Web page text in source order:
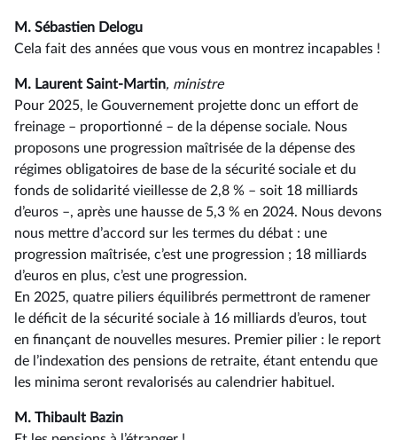
M. Sébastien Delogu
Cela fait des années que vous vous en montrez incapables !
M. Laurent Saint-Martin, ministre
Pour 2025, le Gouvernement projette donc un effort de
freinage –⁠ proportionné – de la dépense sociale. Nous
proposons une progression maîtrisée de la dépense des
régimes obligatoires de base de la sécurité sociale et du
fonds de solidarité vieillesse de 2,8 % –⁠ soit 18 milliards
d’euros –, après une hausse de 5,3 % en 2024. Nous devons
nous mettre d’accord sur les termes du débat : une
progression maîtrisée, c’est une progression ; 18 milliards
d’euros en plus, c’est une progression.
En 2025, quatre piliers équilibrés permettront de ramener
le déficit de la sécurité sociale à 16 milliards d’euros, tout
en finançant de nouvelles mesures. Premier pilier : le report
de l’indexation des pensions de retraite, étant entendu que
les minima seront revalorisés au calendrier habituel.
M. Thibault Bazin